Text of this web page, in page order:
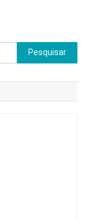
Seu
Bem-
Pesquisar
por: